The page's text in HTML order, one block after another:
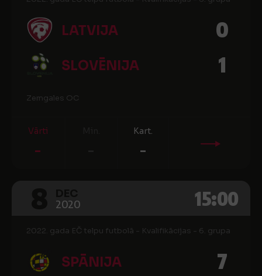
LATVIJA 0
SLOVĒNIJA 1
Zemgales OC
Vārti
-
Kart.
-
2020 15:00
2022. gada EČ telpu futbolā - Kvalifikācijas - 6. grupa
SPĀNIJA 7